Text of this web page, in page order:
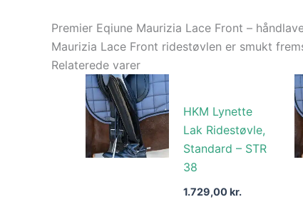
Premier Eqiune Maurizia Lace Front –
Maurizia Lace Front ridestøvlen er smukt
Relaterede varer
HKM Lynette
Lak Ridestøvle,
Standard – STR
38
1.729,00kr.